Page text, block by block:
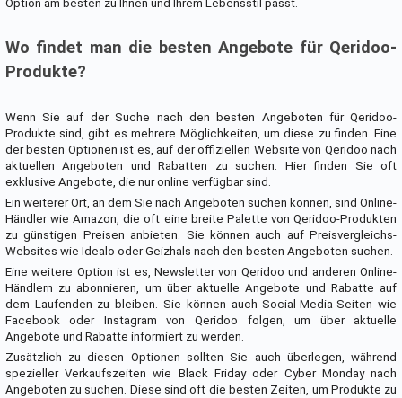
Option am besten zu Ihnen und Ihrem Lebensstil passt.
Wo findet man die besten Angebote für Qeridoo-
Produkte?
Wenn Sie auf der Suche nach den besten Angeboten für Qeridoo-
Produkte sind, gibt es mehrere Möglichkeiten, um diese zu finden. Eine
der besten Optionen ist es, auf der offiziellen Website von Qeridoo nach
aktuellen Angeboten und Rabatten zu suchen. Hier finden Sie oft
exklusive Angebote, die nur online verfügbar sind.
Ein weiterer Ort, an dem Sie nach Angeboten suchen können, sind Online-
Händler wie Amazon, die oft eine breite Palette von Qeridoo-Produkten
zu günstigen Preisen anbieten. Sie können auch auf Preisvergleichs-
Websites wie Idealo oder Geizhals nach den besten Angeboten suchen.
Eine weitere Option ist es, Newsletter von Qeridoo und anderen Online-
Händlern zu abonnieren, um über aktuelle Angebote und Rabatte auf
dem Laufenden zu bleiben. Sie können auch Social-Media-Seiten wie
Facebook oder Instagram von Qeridoo folgen, um über aktuelle
Angebote und Rabatte informiert zu werden.
Zusätzlich zu diesen Optionen sollten Sie auch überlegen, während
spezieller Verkaufszeiten wie Black Friday oder Cyber Monday nach
Angeboten zu suchen. Diese sind oft die besten Zeiten, um Produkte zu